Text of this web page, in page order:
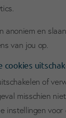
anoniem en
van jou op.
cookies
of
misschien
instellingen voor